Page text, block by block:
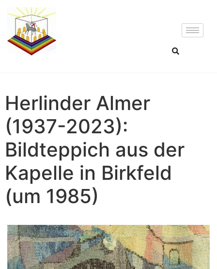
Herlinder Almer
(1937-2023):
Bildteppich aus der
Kapelle in Birkfeld
(um 1985)